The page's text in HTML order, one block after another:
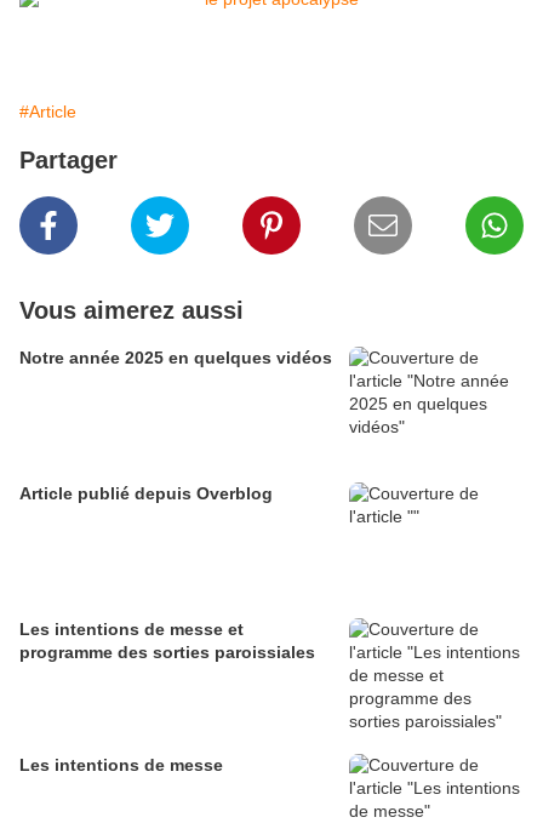
#Article
Partager
Vous aimerez aussi
Notre année 2025 en quelques vidéos
Article publié depuis Overblog
Les intentions de messe et
programme des sorties paroissiales
Les intentions de messe